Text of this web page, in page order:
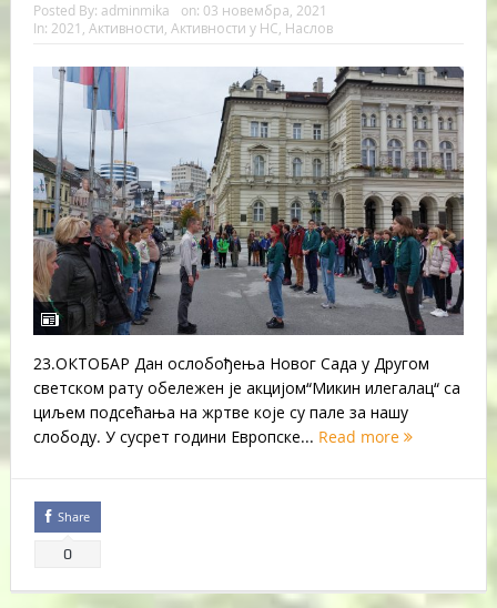
Posted By: adminmika on: 03 новембра, 2021
In: 2021 Активности Активности у НС Наслов
23.ОКТОБАР Дан ослобођења Новог Сада у Другом
светском рату обележен је акцијом“Микин илегалац“ са
циљем подсећања на жртве које су пале за нашу
слободу. У сусрет години Европске... Read more
Share
0